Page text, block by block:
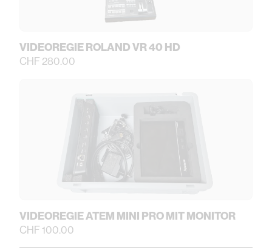
VIDEOREGIE ROLAND VR 40 HD
CHF 280.00
VIDEOREGIE ATEM MINI PRO MIT MONITOR
CHF 100.00